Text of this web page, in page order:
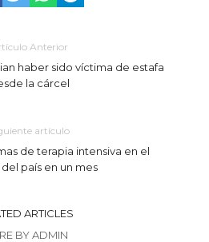
Anterior
haber sido víctima de estafa
la cárcel
artículo
de terapia intensiva en el
país en un mes
ARTICLES
BY ADMIN